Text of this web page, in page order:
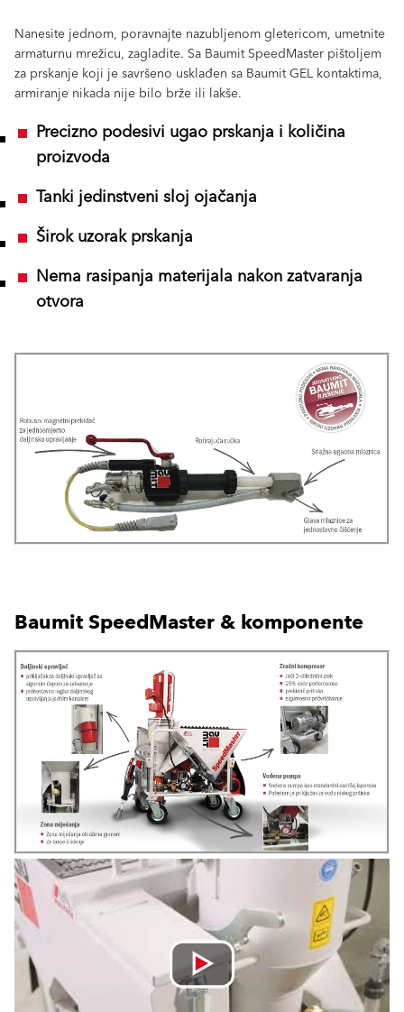
Nanesite jednom, poravnajte nazubljenom gletericom, umetnite
armaturnu mrežicu, zagladite. Sa Baumit SpeedMaster pištoljem
za prskanje koji je savršeno usklađen sa Baumit GEL kontaktima,
armiranje nikada nije bilo brže ili lakše.
Precizno podesivi ugao prskanja i količina
proizvoda
Tanki jedinstveni sloj ojačanja
Širok uzorak prskanja
Nema rasipanja materijala nakon zatvaranja
otvora
Baumit SpeedMaster & komponente